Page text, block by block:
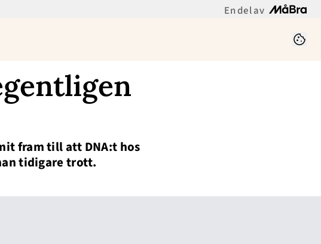
En del av
fram till att DNA:t hos
tidigare trott.